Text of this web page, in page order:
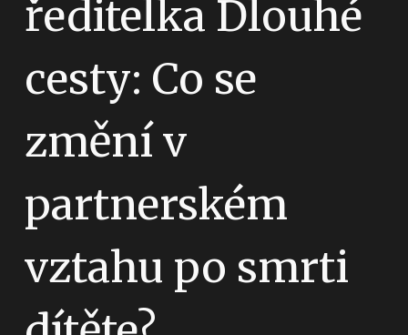
ředitelka Dlouhé
cesty: Co se
změní v
partnerském
vztahu po smrti